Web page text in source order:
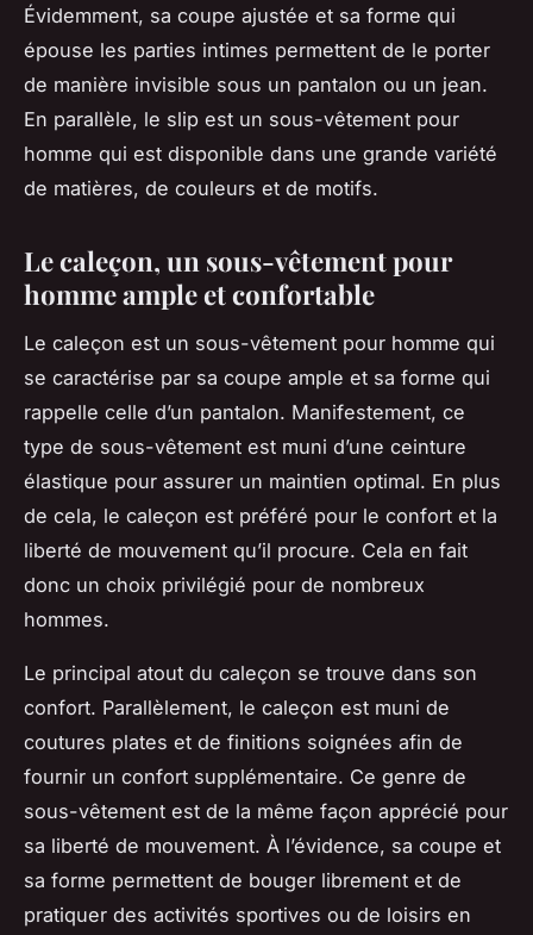
Évidemment, sa coupe ajustée et sa forme qui
épouse les parties intimes permettent de le porter
de manière invisible sous un pantalon ou un jean.
En parallèle, le slip est un sous-vêtement pour
homme qui est disponible dans une grande variété
de matières, de couleurs et de motifs.
Le caleçon, un sous-vêtement pour
homme ample et confortable
Le caleçon est un sous-vêtement pour homme qui
se caractérise par sa coupe ample et sa forme qui
rappelle celle d’un pantalon. Manifestement, ce
type de sous-vêtement est muni d’une ceinture
élastique pour assurer un maintien optimal. En plus
de cela, le caleçon est préféré pour le confort et la
liberté de mouvement qu’il procure. Cela en fait
donc un choix privilégié pour de nombreux
hommes.
Le principal atout du caleçon se trouve dans son
confort. Parallèlement, le caleçon est muni de
coutures plates et de finitions soignées afin de
fournir un confort supplémentaire. Ce genre de
sous-vêtement est de la même façon apprécié pour
sa liberté de mouvement. À l’évidence, sa coupe et
sa forme permettent de bouger librement et de
pratiquer des activités sportives ou de loisirs en